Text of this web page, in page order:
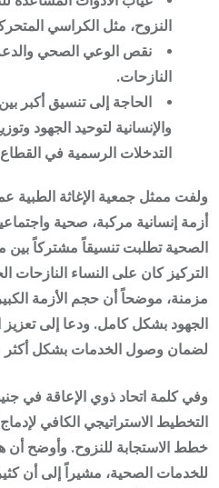
النزوح، مثل الكراسي
نقص الوعي الصحي
النازحات.
الحاجة إلى تنسيق أكبر
والإنسانية لتوحيد الجهود
التدخلات الرسمية في
ولفت ممثل جمعية الإغاثة الطبية
أزمة إنسانية مركبة، صحية
الصحية تطلبت تنسيقاً مشتركاً
التركيز كان على النساء النازحات
مزمنة، موضحاً أن حجم الأزمة
الجهود بشكل كامل. ودعا إلى
لضمان وصول الخدمات بشكل أكثر
وفي كلمة اتحاد ذوي الإعاقة في
التخطيط الاستراتيجي الكافي
خطط الاستجابة للنزوح. وأوضح أن
للخدمات الصحية، مشيراً إلى أن